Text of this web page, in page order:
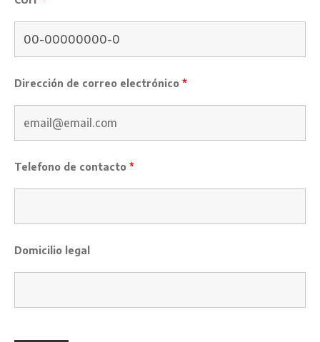
Dirección de correo electrónico *
Telefono de contacto *
Domicilio legal